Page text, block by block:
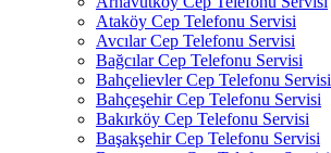
Ataköy Cep Telefonu Servisi
Avcılar Cep Telefonu Servisi
Bağcılar Cep Telefonu Servisi
Bahçelievler Cep Telefonu Servisi
Bahçeşehir Cep Telefonu Servisi
Bakırköy Cep Telefonu Servisi
Başakşehir Cep Telefonu Servisi